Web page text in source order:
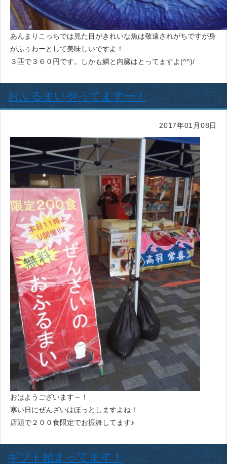
あんまりこっちでは見た目がきれいな魚は敬遠されがちですが身
がふぅわーとして美味しいですよ！
３匹で３６０円です。しかも鱗と内臓はとってますよ(^^)/
おふるまいやってますー！
2017年01月08日
おはようございます～！
寒い日にぜんざいはほっとしますよね！
店頭で２００食限定でお振舞してます♪
ギフト始まってます！